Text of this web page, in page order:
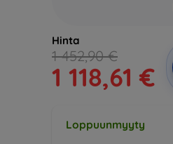
Hinta
1 452,90 €
1 118,61 €
Loppuunmyyty